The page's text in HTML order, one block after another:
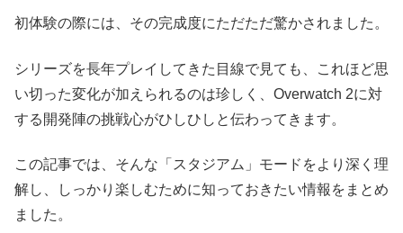
初体験の際には、その完成度にただただ驚かされました。
シリーズを長年プレイしてきた目線で見ても、これほど思
い切った変化が加えられるのは珍しく、Overwatch 2に対
する開発陣の挑戦心がひしひしと伝わってきます。
この記事では、そんな「スタジアム」モードをより深く理
解し、しっかり楽しむために知っておきたい情報をまとめ
ました。